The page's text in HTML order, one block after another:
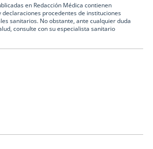
en Redacción Médica contienen
procedentes de instituciones
sanitarios. No obstante, ante cualquier duda
consulte con su especialista sanitario